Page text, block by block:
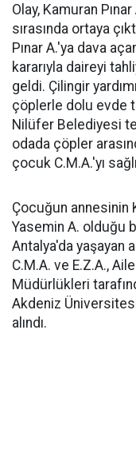
Olay, Kamuran
sırasında ortaya
Pınar A.'ya dava
kararıyla daireyi
geldi. Çilingir
çöplerle dolu evde
Nilüfer Belediyesi
odada çöpler
çocuk C.M.A.'yı
Çocuğun annesinin
Yasemin A. olduğu
Antalya'da yaşayan
C.M.A. ve E.Z.A.,
Müdürlükleri
Akdeniz
alındı.